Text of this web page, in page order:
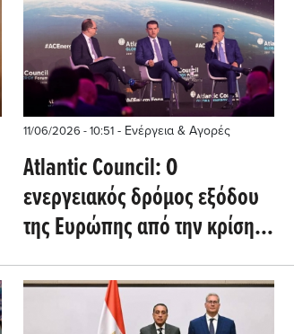
11/06/2026 - 10:51 - Ενέργεια & Αγορές
Atlantic Council: Ο
ενεργειακός δρόμος εξόδου
της Ευρώπης από την κρίση
περνά μέσα από Κύπρο και
Ελλάδα – Η παρέμβαση
Παπασταύρου